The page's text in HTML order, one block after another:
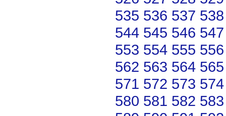
535 536 537 538
544 545 546 547
553 554 555 556
562 563 564 565
571 572 573 574
580 581 582 583